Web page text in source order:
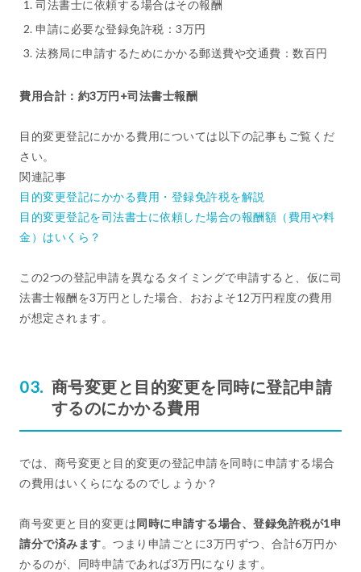
司法書士に依頼する場合はその報酬
申請に必要な登録免許税：3万円
法務局に申請するためにかかる郵送費や交通費：数百円
費用合計：約3万円+司法書士報酬
目的変更登記にかかる費用については以下の記事もご覧くだ
さい。
関連記事
目的変更登記にかかる費用・登録免許税を解説
目的変更登記を司法書士に依頼した場合の報酬額（費用や料
金）はいくら？
この2つの登記申請を異なるタイミングで申請すると、仮に司
法書士報酬を3万円とした場合、おおよそ12万円程度の費用
が想定されます。
商号変更と目的変更を同時に登記申請
するのにかかる費用
では、商号変更と目的変更の登記申請を同時に申請する場合
の費用はいくらになるのでしょうか？
商号変更と目的変更は同時に申請する場合、登録免許税が1申
請分で済みます。つまり申請ごとに3万円ずつ、合計6万円か
かるのが、同時申請であれば3万円になります。